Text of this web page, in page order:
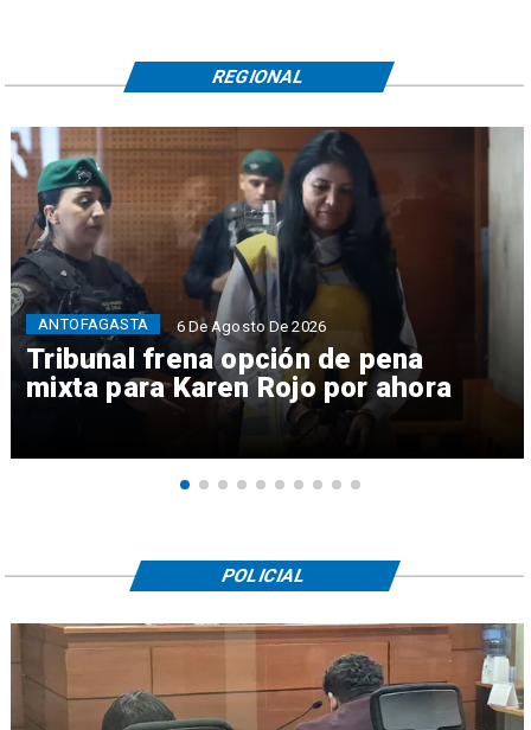
Tribunal frena opción de pena
mixta para Karen Rojo por ahora
ANTOFAGASTA 6 De Agosto De 2026
REGIONAL
POLICIAL